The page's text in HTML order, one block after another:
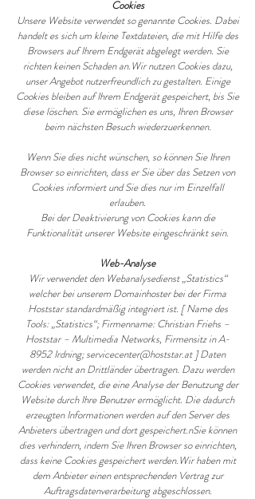
Cookies
Unsere Website verwendet so genannte Cookies. Dabei
handelt es sich um kleine Textdateien, die mit Hilfe des
Browsers auf Ihrem Endgerät abgelegt werden. Sie
richten keinen Schaden an.Wir nutzen Cookies dazu,
unser Angebot nutzerfreundlich zu gestalten. Einige
Cookies bleiben auf Ihrem Endgerät gespeichert, bis Sie
diese löschen. Sie ermöglichen es uns, Ihren Browser
beim nächsten Besuch wiederzuerkennen.
Wenn Sie dies nicht wünschen, so können Sie Ihren
Browser so einrichten, dass er Sie über das Setzen von
Cookies informiert und Sie dies nur im Einzelfall
erlauben.
Bei der Deaktivierung von Cookies kann die
Funktionalität unserer Website eingeschränkt sein.
Web-Analyse
Wir verwendet den Webanalysedienst „Statistics“
welcher bei unserem Domainhoster bei der Firma
Hoststar standardmäßig integriert ist. [ Name des
Tools: „Statistics“; Firmenname: Christian Friehs –
Hoststar – Multimedia Networks, Firmensitz in A-
8952 Irdning; servicecenter@hoststar.at ] Daten
werden nicht an Drittländer übertragen. Dazu werden
Cookies verwendet, die eine Analyse der Benutzung der
Website durch Ihre Benutzer ermöglicht. Die dadurch
erzeugten Informationen werden auf den Server des
Anbieters übertragen und dort gespeichert.nSie können
dies verhindern, indem Sie Ihren Browser so einrichten,
dass keine Cookies gespeichert werden.Wir haben mit
dem Anbieter einen entsprechenden Vertrag zur
Auftragsdatenverarbeitung abgeschlossen.